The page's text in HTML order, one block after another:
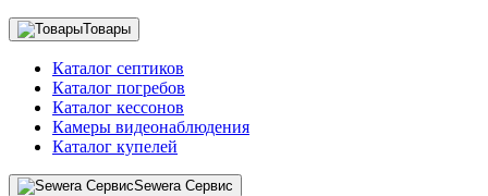
Товары
Каталог септиков
Каталог погребов
Каталог кессонов
Камеры видеонаблюдения
Каталог купелей
Sewera Сервис